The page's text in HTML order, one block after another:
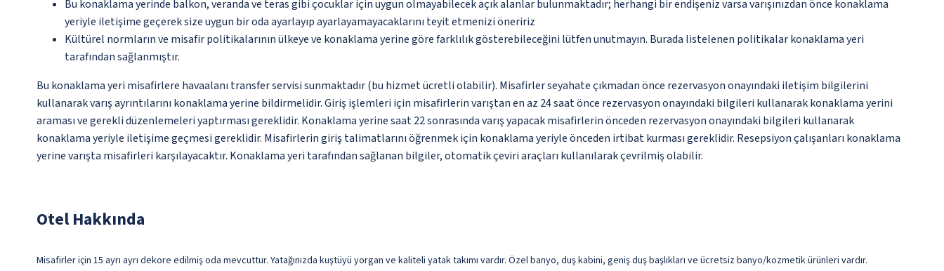
Bu konaklama yerinde balkon, veranda ve teras gibi çocuklar için uygun olmayabilecek açık alanlar bulunmaktadır; herhangi bir endişeniz varsa varışınızdan önce konaklama
yeriyle iletişime geçerek size uygun bir oda ayarlayıp ayarlayamayacaklarını teyit etmenizi öneririz
Kültürel normların ve misafir politikalarının ülkeye ve konaklama yerine göre farklılık gösterebileceğini lütfen unutmayın. Burada listelenen politikalar konaklama yeri
tarafından sağlanmıştır.
Bu konaklama yeri misafirlere havaalanı transfer servisi sunmaktadır (bu hizmet ücretli olabilir). Misafirler seyahate çıkmadan önce rezervasyon onayındaki iletişim bilgilerini
kullanarak varış ayrıntılarını konaklama yerine bildirmelidir. Giriş işlemleri için misafirlerin varıştan en az 24 saat önce rezervasyon onayındaki bilgileri kullanarak konaklama yerini
araması ve gerekli düzenlemeleri yaptırması gereklidir. Konaklama yerine saat 22 sonrasında varış yapacak misafirlerin önceden rezervasyon onayındaki bilgileri kullanarak
konaklama yeriyle iletişime geçmesi gereklidir. Misafirlerin giriş talimatlarını öğrenmek için konaklama yeriyle önceden irtibat kurması gereklidir. Resepsiyon çalışanları konaklama
yerine varışta misafirleri karşılayacaktır. Konaklama yeri tarafından sağlanan bilgiler, otomatik çeviri araçları kullanılarak çevrilmiş olabilir.
Otel Hakkında
Misafirler için 15 ayrı ayrı dekore edilmiş oda mevcuttur. Yatağınızda kuştüyü yorgan ve kaliteli yatak takımı vardır. Özel banyo, duş kabini, geniş duş başlıkları ve ücretsiz banyo/kozmetik ürünleri vardır.